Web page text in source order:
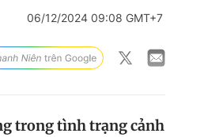
06/12/2024 09:08 GMT+7
trong tình trạng cảnh